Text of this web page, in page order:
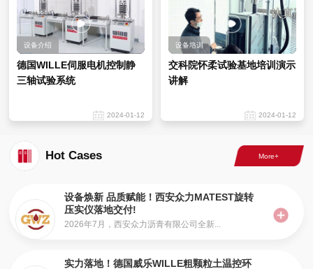
设备介绍
德国WILLE伺服电机控制静
三轴试验系统
2024-01-12
设备培训
交科院怀柔试验基地培训演示
讲解
2024-01-12
Hot Cases
设备焕新 品质赋能！西安众力MATEST旋转
压实仪落地交付!
2026年7月，西安众力沥青有限公司全新...
实力落地！德国威乐WILLE粗颗粒土温控环